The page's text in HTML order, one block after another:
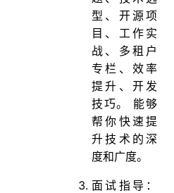
型、开源项
目、工作实
战、多租户
专栏、效率
提升、开发
技巧。 能够
帮你快速提
升技术的深
度和广度。
面试指导：